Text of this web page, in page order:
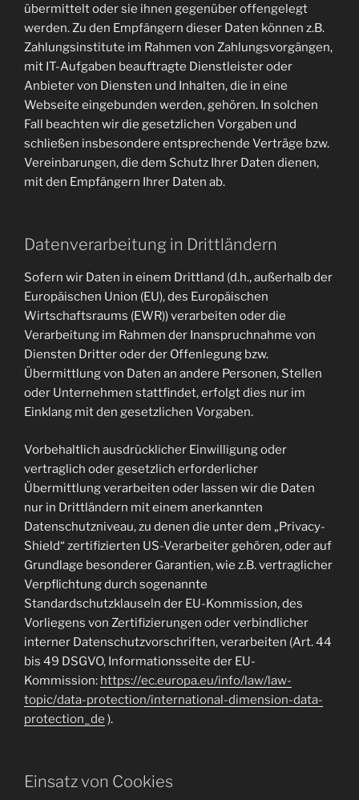
übermittelt oder sie ihnen gegenüber offengelegt
werden. Zu den Empfängern dieser Daten können z.B.
Zahlungsinstitute im Rahmen von Zahlungsvorgängen,
mit IT-Aufgaben beauftragte Dienstleister oder
Anbieter von Diensten und Inhalten, die in eine
Webseite eingebunden werden, gehören. In solchen
Fall beachten wir die gesetzlichen Vorgaben und
schließen insbesondere entsprechende Verträge bzw.
Vereinbarungen, die dem Schutz Ihrer Daten dienen,
mit den Empfängern Ihrer Daten ab.
Datenverarbeitung in Drittländern
Sofern wir Daten in einem Drittland (d.h., außerhalb der
Europäischen Union (EU), des Europäischen
Wirtschaftsraums (EWR)) verarbeiten oder die
Verarbeitung im Rahmen der Inanspruchnahme von
Diensten Dritter oder der Offenlegung bzw.
Übermittlung von Daten an andere Personen, Stellen
oder Unternehmen stattfindet, erfolgt dies nur im
Einklang mit den gesetzlichen Vorgaben.
Vorbehaltlich ausdrücklicher Einwilligung oder
vertraglich oder gesetzlich erforderlicher
Übermittlung verarbeiten oder lassen wir die Daten
nur in Drittländern mit einem anerkannten
Datenschutzniveau, zu denen die unter dem „Privacy-
Shield“ zertifizierten US-Verarbeiter gehören, oder auf
Grundlage besonderer Garantien, wie z.B. vertraglicher
Verpflichtung durch sogenannte
Standardschutzklauseln der EU-Kommission, des
Vorliegens von Zertifizierungen oder verbindlicher
interner Datenschutzvorschriften, verarbeiten (Art. 44
bis 49 DSGVO, Informationsseite der EU-
Kommission: https://ec.europa.eu/info/law/law-
topic/data-protection/international-dimension-data-
protection_de ).
Einsatz von Cookies